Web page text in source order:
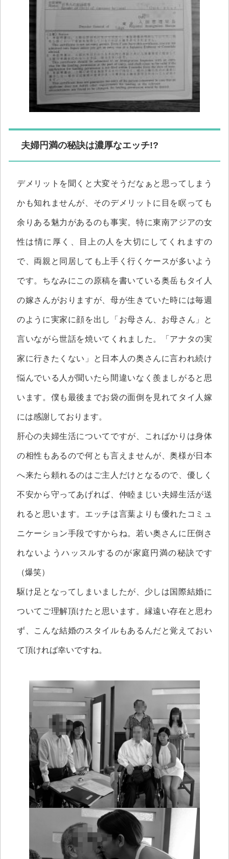
夫婦円満の秘訣は濃厚なエッチ!?
デメリットを聞くと大変そうだなぁと思ってしまう
かも知れませんが、そのデメリットに目を瞑っても
余りある魅力があるのも事実。特に東南アジアの女
性は情に厚く、目上の人を大切にしてくれますの
で、両親と同居しても上手く行くケースが多いよう
です。ちなみにこの原稿を書いている奥岳もタイ人
の嫁さんがおりますが、母が生きていた時には毎週
のように実家に顔を出し「お母さん、お母さん」と
言いながら世話を焼いてくれました。「アナタの実
家に行きたくない」と日本人の奥さんに言われ続け
悩んでいる人が聞いたら間違いなく羨ましがると思
います。僕も最後までお袋の面倒を見れてタイ人嫁
には感謝しております。
肝心の夫婦生活についてですが、こればかりは身体
の相性もあるので何とも言えませんが、奥様が日本
へ来たら頼れるのはご主人だけとなるので、優しく
不安から守ってあげれば、仲睦まじい夫婦生活が送
れると思います。エッチは言葉よりも優れたコミュ
ニケーション手段ですからね。若い奥さんに圧倒さ
れないようハッスルするのが家庭円満の秘訣です
（爆笑）
駆け足となってしまいましたが、少しは国際結婚に
ついてご理解頂けたと思います。縁遠い存在と思わ
ず、こんな結婚のスタイルもあるんだと覚えておい
て頂ければ幸いですね。